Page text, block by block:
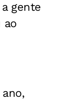
gente
ao